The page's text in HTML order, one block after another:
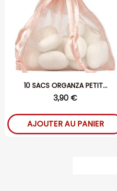
10 SACS ORGANZA PETIT...
3,90 €
AJOUTER AU PANIER